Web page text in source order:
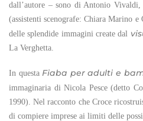
dall’autore – sono di Antonio
(assistenti scenografe: Chiara Marino
delle splendide immagini create dal
La Verghetta.
In questa Fiaba per adulti e
immaginaria di Nicola Pesce (detto
1990). Nel racconto che Croce
di compiere imprese ai limiti delle